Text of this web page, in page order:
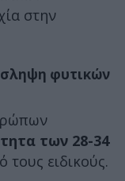
στην
φυτικών
των 28-34
τους ειδικούς.